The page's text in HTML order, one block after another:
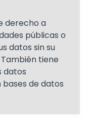
derecho a
públicas o
datos sin su
tiene
datos
bases de datos